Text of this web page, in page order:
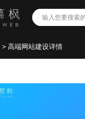
> 高端网站建设详情